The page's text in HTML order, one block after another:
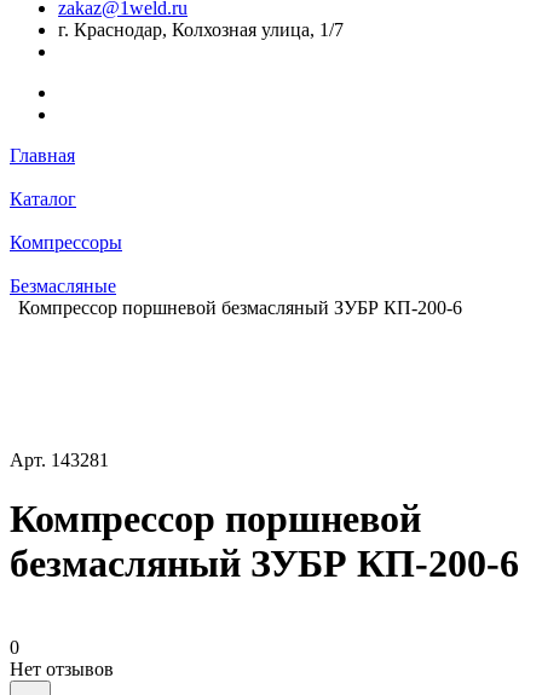
zakaz@1weld.ru
г. Краснодар, Колхозная улица, 1/7
Главная
Каталог
Компрессоры
Безмасляные
Компрессор поршневой безмасляный ЗУБР КП-200-6
Арт. 143281
Компрессор поршневой
безмасляный ЗУБР КП-200-6
0
Нет отзывов